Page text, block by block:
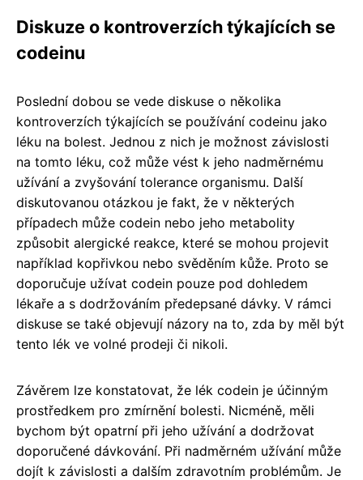
Diskuze o kontroverzích týkajících se
codeinu
Poslední dobou se vede diskuse o několika
kontroverzích týkajících se používání codeinu jako
léku na bolest. Jednou z nich je možnost závislosti
na tomto léku, což může vést k jeho nadměrnému
užívání a zvyšování tolerance organismu. Další
diskutovanou otázkou je fakt, že v některých
případech může codein nebo jeho metabolity
způsobit alergické reakce, které se mohou projevit
například kopřivkou nebo svěděním kůže. Proto se
doporučuje užívat codein pouze pod dohledem
lékaře a s dodržováním předepsané dávky. V rámci
diskuse se také objevují názory na to, zda by měl být
tento lék ve volné prodeji či nikoli.
Závěrem lze konstatovat, že lék codein je účinným
prostředkem pro zmírnění bolesti. Nicméně, měli
bychom být opatrní při jeho užívání a dodržovat
doporučené dávkování. Při nadměrném užívání může
dojít k závislosti a dalším zdravotním problémům. Je